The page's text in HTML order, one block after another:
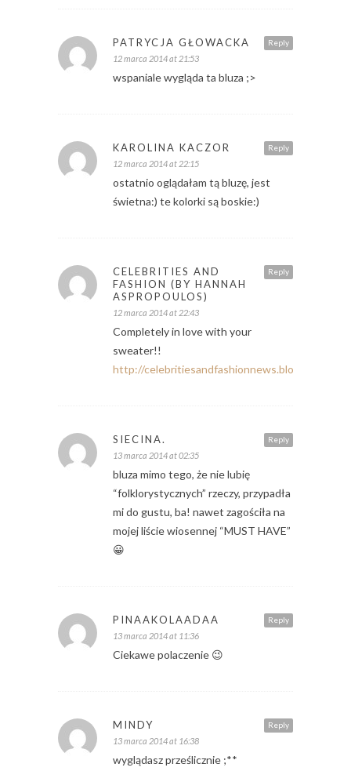
Reply
PATRYCJA GŁOWACKA
12 marca 2014 at 21:53
wspaniale wygląda ta bluza ;>
Reply
KAROLINA KACZOR
12 marca 2014 at 22:15
ostatnio oglądałam tą bluzę, jest
świetna:) te kolorki są boskie:)
Reply
CELEBRITIES AND
FASHION (BY HANNAH
ASPROPOULOS)
12 marca 2014 at 22:43
Completely in love with your
sweater!!
http://celebritiesandfashionnews.blogspot.de/
Reply
SIECINA.
13 marca 2014 at 02:35
bluza mimo tego, że nie lubię
“folklorystycznych” rzeczy, przypadła
mi do gustu, ba! nawet zagościła na
mojej liście wiosennej “MUST HAVE”
😀
Reply
PINAAKOLAADAA
13 marca 2014 at 11:36
Ciekawe polaczenie 😉
Reply
MINDY
13 marca 2014 at 16:38
wyglądasz prześlicznie ;**